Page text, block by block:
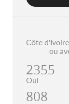
Côte
ou
2355
Oui
808